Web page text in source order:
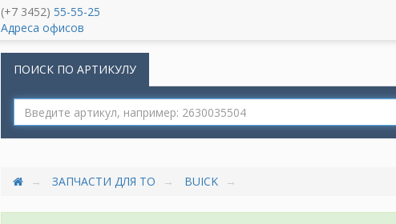
(+7 3452) 55-55-25
Адреса офисов
ПОИСК ПО АРТИКУЛУ
ЗАПЧАСТИ ДЛЯ ТО BUICK